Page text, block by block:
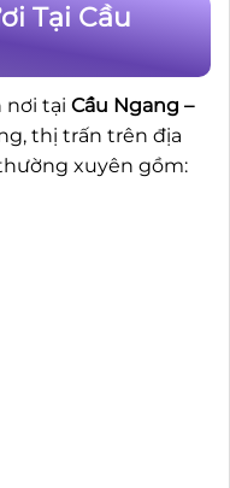
Tại Cầu
nơi tại Cầu Ngang –
thị trấn trên địa
xuyên gồm: